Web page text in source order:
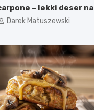
– lekki deser
Darek Matuszewski